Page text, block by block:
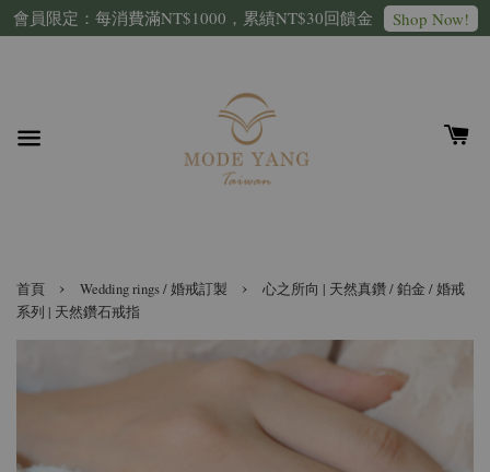
會員限定：每消費滿NT$1000，累績NT$30回饋金 Shop Now!
首頁 › Wedding rings / 婚戒訂製 ›
心之所向 | 天然真鑽 / 鉑金 / 婚戒
系列 | 天然鑽石戒指